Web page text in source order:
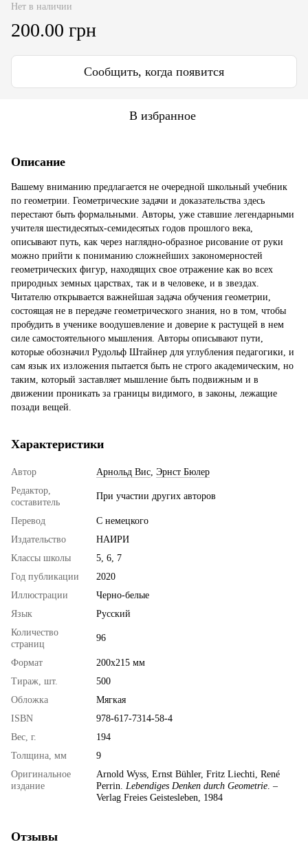
Нет в наличии
200.00 грн
Сообщить, когда появится
В избранное
Описание
Вашему вниманию предлагается не очередной школьный учебник
по геометрии. Геометрические задачи и доказательства здесь
перестают быть формальными. Авторы, уже ставшие легендарными
учителя шестидесятых-семидесятых годов прошлого века,
описывают путь, как через наглядно-образное рисование от руки
можно прийти к пониманию сложнейших закономерностей
геометрических фигур, находящих свое отражение как во всех
природных земных царствах, так и в человеке, и в звездах.
Читателю открывается важнейшая задача обучения геометрии,
состоящая не в передаче геометрического знания, но в том, чтобы
пробудить в ученике воодушевление и доверие к растущей в нем
силе самостоятельного мышления. Авторы описывают пути,
которые обозначил Рудольф Штайнер для углубления педагогики, и
сам язык их изложения пытается быть не строго академическим, но
таким, который заставляет мышление быть подвижным и в
движении проникать за границы видимого, в законы, лежащие
позади вещей.
Характеристики
Автор Арнольд Вис Эрнст Бюлер
Редактор,
составитель
При участии других авторов
Перевод
С немецкого
Издательство
НАИРИ
Классы школы
5, 6, 7
Год публикации
2020
Иллюстрации
Черно-белые
Язык
Русский
Количество
страниц
96
Формат
200х215 мм
Тираж, шт.
500
Обложка
Мягкая
ISBN
978-617-7314-58-4
Вес, г.
194
Толщина, мм
9
Оригинальное
издание
Arnold Wyss, Ernst Bühler, Fritz Liechti, René
Perrin. Lebendiges Denken durch Geometrie . –
Verlag Freies Geistesleben, 1984
Отзывы